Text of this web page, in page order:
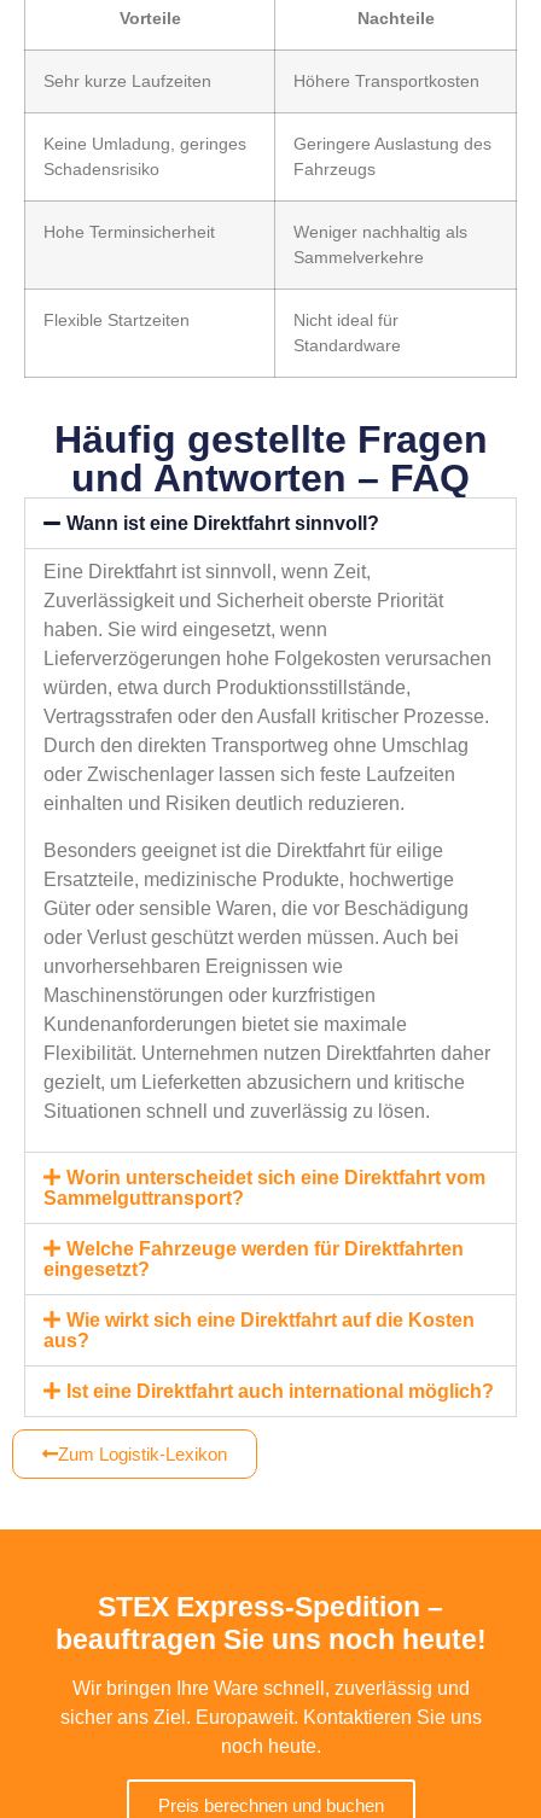
Vorteile Nachteile
Sehr kurze Laufzeiten Höhere Transportkosten
Keine Umladung, geringes
Schadensrisiko
Geringere Auslastung des
Fahrzeugs
Hohe Terminsicherheit
Weniger nachhaltig als
Sammelverkehre
Flexible Startzeiten
Nicht ideal für
Standardware
Häufig gestellte Fragen
und Antworten – FAQ
Wann ist eine Direktfahrt sinnvoll?
Eine Direktfahrt ist sinnvoll, wenn Zeit,
Zuverlässigkeit und Sicherheit oberste Priorität
haben. Sie wird eingesetzt, wenn
Lieferverzögerungen hohe Folgekosten verursachen
würden, etwa durch Produktionsstillstände,
Vertragsstrafen oder den Ausfall kritischer Prozesse.
Durch den direkten Transportweg ohne Umschlag
oder Zwischenlager lassen sich feste Laufzeiten
einhalten und Risiken deutlich reduzieren.
Besonders geeignet ist die Direktfahrt für eilige
Ersatzteile, medizinische Produkte, hochwertige
Güter oder sensible Waren, die vor Beschädigung
oder Verlust geschützt werden müssen. Auch bei
unvorhersehbaren Ereignissen wie
Maschinenstörungen oder kurzfristigen
Kundenanforderungen bietet sie maximale
Flexibilität. Unternehmen nutzen Direktfahrten daher
gezielt, um Lieferketten abzusichern und kritische
Situationen schnell und zuverlässig zu lösen.
Worin unterscheidet sich eine Direktfahrt vom
Sammelguttransport?
Welche Fahrzeuge werden für Direktfahrten
eingesetzt?
Wie wirkt sich eine Direktfahrt auf die Kosten
aus?
Ist eine Direktfahrt auch international möglich?
Zum Logistik-Lexikon
STEX Express-Spedition –
beauftragen Sie uns noch heute!
Wir bringen Ihre Ware schnell, zuverlässig und
sicher ans Ziel. Europaweit. Kontaktieren Sie uns
noch heute.
Preis berechnen und buchen